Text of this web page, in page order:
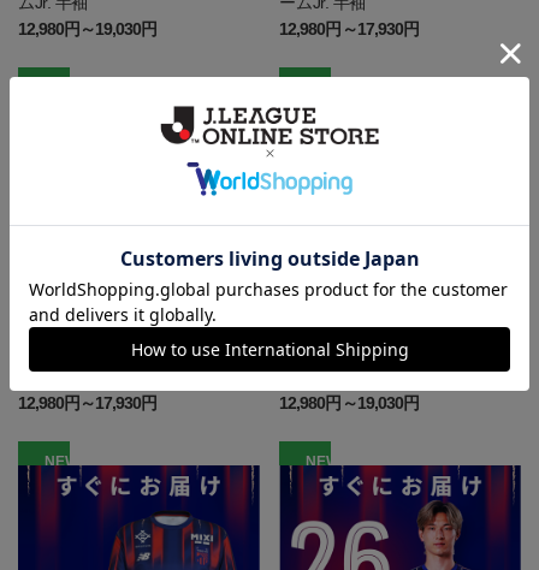
12,980円～19,030円
12,980円～17,930円
2026/27 GK レプリカユニフォー
ムJr. 半袖 イエロー
12,980円～17,930円
2026/27 GK レプリカユニフォー
ムJr. 半袖 サックスブルー
12,980円～19,030円
NEW NEW